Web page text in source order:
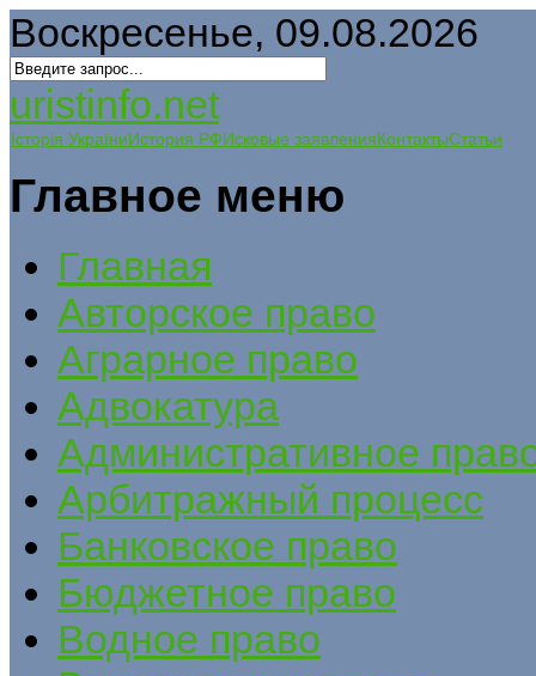
Воскресенье, 09.08.2026
uristinfo.net
Історія УкраїниИстория РФИсковые заявленияКонтактыСтатьи
Главное меню
Главная
Авторское право
Аграрное право
Адвокатура
Административное
Арбитражный процесс
Банковское право
Бюджетное право
Водное право